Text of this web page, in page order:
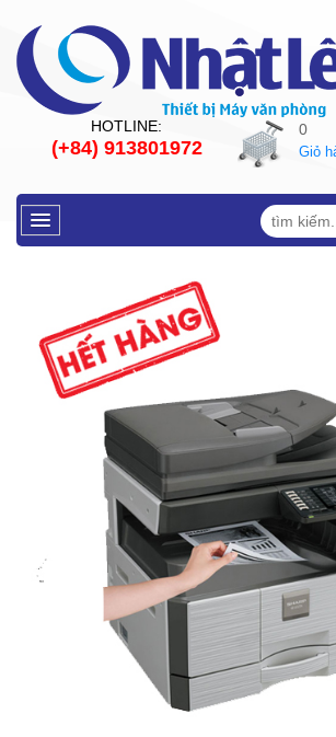
0
Giỏ
HOTLINE:
(+84) 913801972